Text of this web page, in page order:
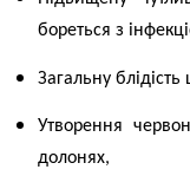
бореться з
Загальну блідість
Утворення
долонях,